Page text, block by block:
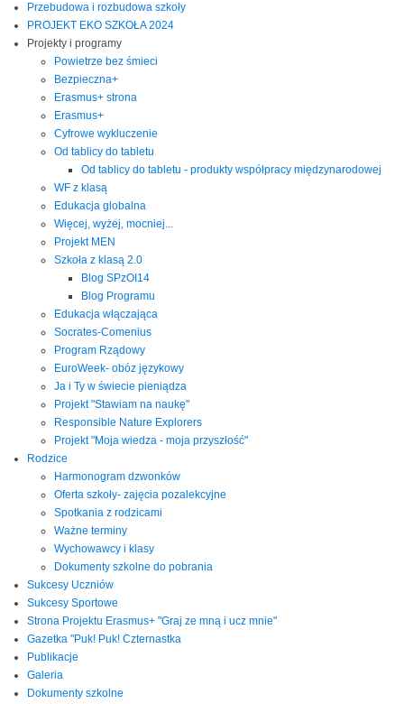
Przebudowa i rozbudowa szkoły
PROJEKT EKO SZKOŁA 2024
Projekty i programy
Powietrze bez śmieci
Bezpieczna+
Erasmus+ strona
Erasmus+
Cyfrowe wykluczenie
Od tablicy do tabletu
Od tablicy do tabletu - produkty współpracy międzynarodowej
WF z klasą
Edukacja globalna
Więcej, wyżej, mocniej...
Projekt MEN
Szkoła z klasą 2.0
Blog SPzOI14
Blog Programu
Edukacja włączająca
Socrates-Comenius
Program Rządowy
EuroWeek- obóz językowy
Ja i Ty w świecie pieniądza
Projekt "Stawiam na naukę"
Responsible Nature Explorers
Projekt "Moja wiedza - moja przyszłość"
Rodzice
Harmonogram dzwonków
Oferta szkoły- zajęcia pozalekcyjne
Spotkania z rodzicami
Ważne terminy
Wychowawcy i klasy
Dokumenty szkolne do pobrania
Sukcesy Uczniów
Sukcesy Sportowe
Strona Projektu Erasmus+ "Graj ze mną i ucz mnie"
Gazetka "Puk! Puk! Czternastka
Publikacje
Galeria
Dokumenty szkolne